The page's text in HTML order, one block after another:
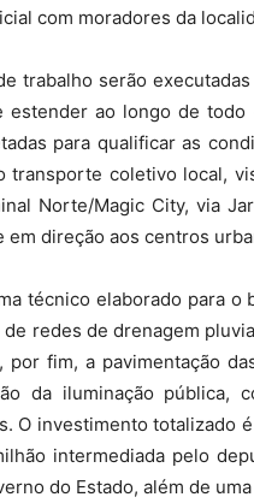
com moradores da
trabalho serão
estender ao longo de
para qualificar as
transporte coletivo local,
Norte/Magic City, via
em direção aos centros
técnico elaborado para
de redes de drenagem
por fim, a pavimentação
da iluminação pública,
O investimento totalizado
intermediada pelo
do Estado, além de